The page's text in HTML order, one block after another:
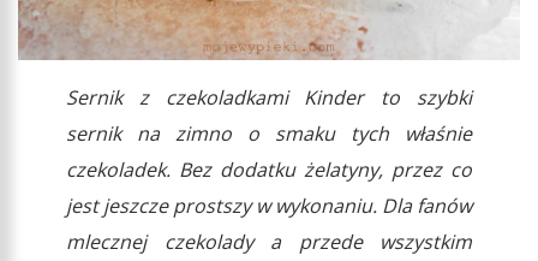
Sernik z czekoladkami Kinder to szybki
sernik na zimno o smaku tych właśnie
czekoladek. Bez dodatku żelatyny, przez co
jest jeszcze prostszy w wykonaniu. Dla fanów
mlecznej czekolady a przede wszystkim